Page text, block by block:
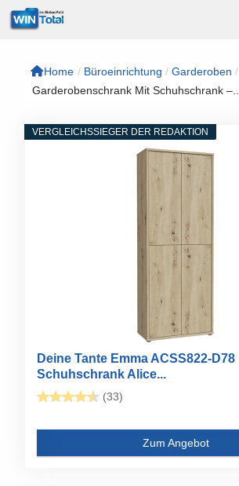
Zum
Inhalt
Home / Büroeinrichtung / Garderoben /
Garderobenschrank Mit Schuhschrank –...
VERGLEICHSSIEGER DER REDAKTION
Deine Tante Emma ACSS822-D78
Schuhschrank Alice...
(33)
Zum Angebot